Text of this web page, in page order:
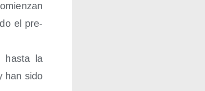
el pre­
has­ta la
han sido